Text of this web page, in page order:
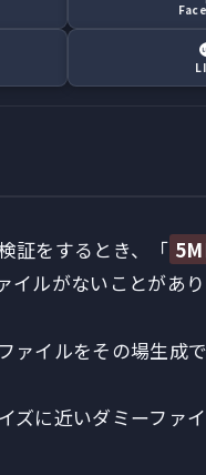
証をするとき、「
イルがないことがあり
ァイルをその場生成
ズに近いダミーファ